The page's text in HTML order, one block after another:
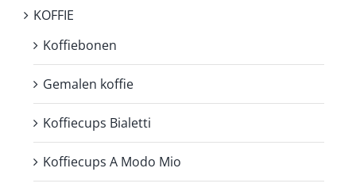
KOFFIE
Koffiebonen
Gemalen koffie
Koffiecups Bialetti
Koffiecups A Modo Mio